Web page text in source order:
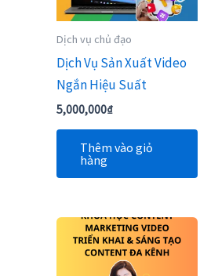
Dịch vụ chủ đạo
Dịch Vụ Sản Xuất Video
Ngắn Hiệu Suất
5,000,000₫
Thêm vào giỏ
hàng